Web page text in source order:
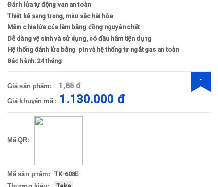
Đánh lửa tự động van an toàn
Thiết kế sang trọng, màu sắc hài hòa
Mâm chia lửa của làm bằng đồng nguyên chất
Dễ dàng vệ sinh và sử dụng, có đầu hâm tiện dụng
Hệ thống đánh lửa bằng pin và hệ thống tự ngắt gas an toàn
Bảo hành: 24 tháng
Giá sản phẩm: 1,88 đ
Giá khuyến mãi: 1.130.000 đ
-
-
Mã QR:
Mã sản phẩm:
TK-608E